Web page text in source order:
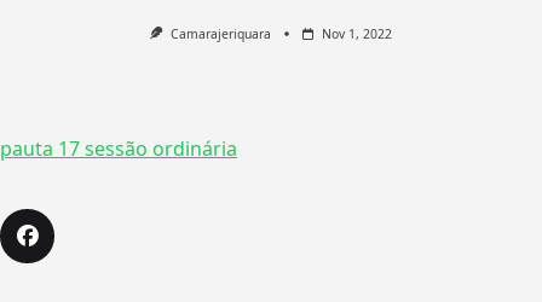
Camarajeriquara Nov 1, 2022
pauta 17 sessão ordinária